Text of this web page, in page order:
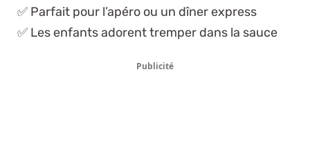
✅ Parfait pour l’apéro ou un dîner express
✅ Les enfants adorent tremper dans la sauce
Publicité